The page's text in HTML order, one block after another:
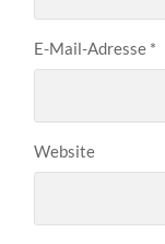
E-Mail-Adresse *
Website